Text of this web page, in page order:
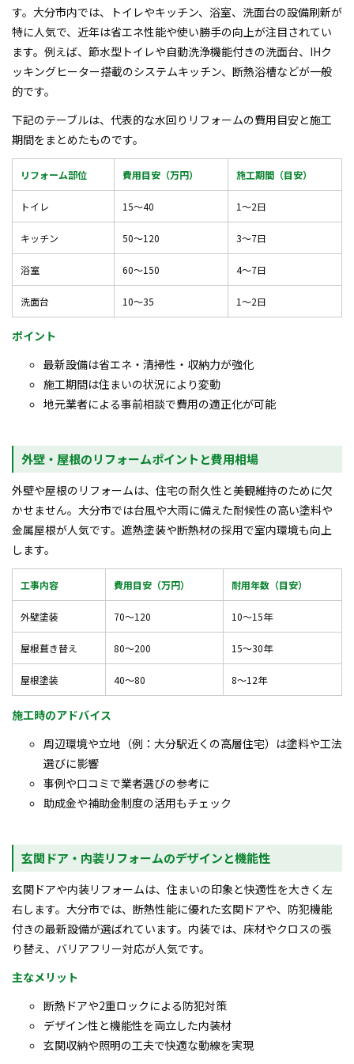
す。大分市内では、トイレやキッチン、浴室、洗面台の設備刷新が
特に人気で、近年は省エネ性能や使い勝手の向上が注目されてい
ます。例えば、節水型トイレや自動洗浄機能付きの洗面台、IHク
ッキングヒーター搭載のシステムキッチン、断熱浴槽などが一般
的です。
下記のテーブルは、代表的な水回りリフォームの費用目安と施工
期間をまとめたものです。
リフォーム部位 費用目安（万円） 施工期間（目安）
トイレ 15～40 1～2日
キッチン 50～120 3～7日
浴室 60～150 4～7日
洗面台 10～35 1～2日
ポイント
最新設備は省エネ・清掃性・収納力が強化
施工期間は住まいの状況により変動
地元業者による事前相談で費用の適正化が可能
外壁・屋根のリフォームポイントと費用相場
外壁や屋根のリフォームは、住宅の耐久性と美観維持のために欠
かせません。大分市では台風や大雨に備えた耐候性の高い塗料や
金属屋根が人気です。遮熱塗装や断熱材の採用で室内環境も向上
します。
工事内容 費用目安（万円） 耐用年数（目安）
外壁塗装 70～120 10～15年
屋根葺き替え 80～200 15～30年
屋根塗装 40～80 8～12年
施工時のアドバイス
周辺環境や立地（例：大分駅近くの高層住宅）は塗料や工法
選びに影響
事例や口コミで業者選びの参考に
助成金や補助金制度の活用もチェック
玄関ドア・内装リフォームのデザインと機能性
玄関ドアや内装リフォームは、住まいの印象と快適性を大きく左
右します。大分市では、断熱性能に優れた玄関ドアや、防犯機能
付きの最新設備が選ばれています。内装では、床材やクロスの張
り替え、バリアフリー対応が人気です。
主なメリット
断熱ドアや2重ロックによる防犯対策
デザイン性と機能性を両立した内装材
玄関収納や照明の工夫で快適な動線を実現